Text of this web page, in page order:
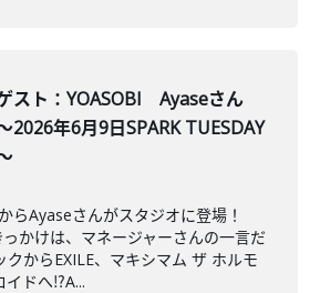
スト：YOASOBI Ayaseさん
2026年6月9日SPARK TUESDAY
らAyaseさんがスタジオに登場！
かけは、マネージャーさんの一言だ
クからEXILE、マキシマム ザ ホルモ
イドへ⁉A...